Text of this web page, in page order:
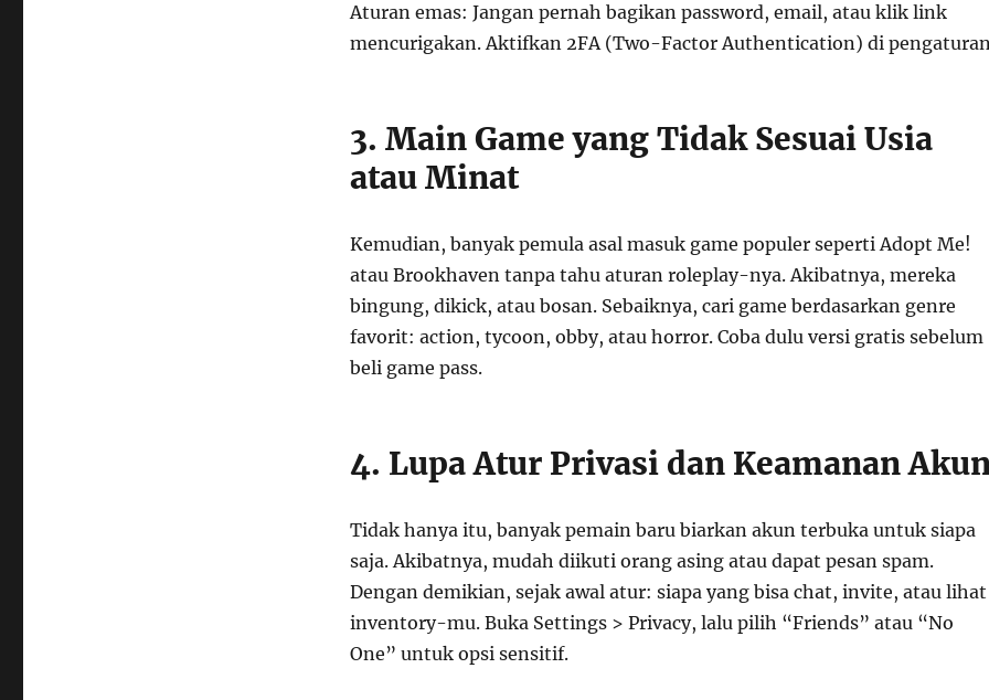
Aturan emas: Jangan pernah bagikan password, email, atau klik link
mencurigakan. Aktifkan 2FA (Two-Factor Authentication) di
3. Main Game yang Tidak Sesuai Usia
atau Minat
Kemudian, banyak pemula asal masuk game populer seperti Adopt Me!
atau Brookhaven tanpa tahu aturan roleplay-nya. Akibatnya, mereka
bingung, dikick, atau bosan. Sebaiknya, cari game berdasarkan genre
favorit: action, tycoon, obby, atau horror. Coba dulu versi gratis sebelum
beli game pass.
4. Lupa Atur Privasi dan Keamanan
Tidak hanya itu, banyak pemain baru biarkan akun terbuka untuk siapa
saja. Akibatnya, mudah diikuti orang asing atau dapat pesan spam.
Dengan demikian, sejak awal atur: siapa yang bisa chat, invite, atau lihat
inventory-mu. Buka Settings > Privacy, lalu pilih “Friends” atau “No
One” untuk opsi sensitif.